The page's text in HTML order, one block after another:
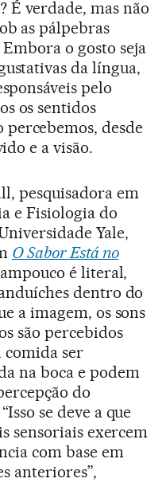
É verdade, mas não
as pálpebras
o gosto seja
da língua,
pelo
os sentidos
desde
e a visão.
pesquisadora em
e Fisiologia do
Yale,
O Sabor Está no
é literal,
dentro do
a imagem, os sons
são percebidos
comida ser
na boca e podem
do
se deve a que
sensoriais exercem
com base em
anteriores”,